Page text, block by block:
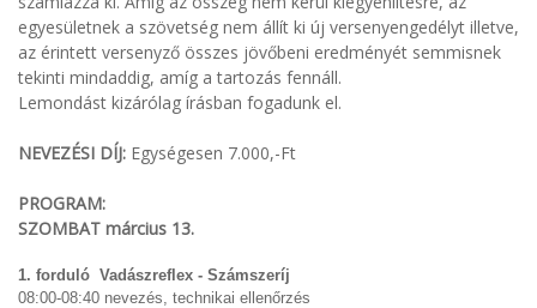
egyesületnek a szövetség nem állít ki új versenyengedélyt illetve,
az érintett versenyző összes jövőbeni eredményét semmisnek
tekinti mindaddig, amíg a tartozás fennáll.
Lemondást kizárólag írásban fogadunk el.
NEVEZÉSI DÍJ: Egységesen 7.000,-Ft
PROGRAM:
SZOMBAT március 13.
1. forduló Vadászreflex - Számszeríj
08:00-08:40 nevezés, technikai ellenőrzés